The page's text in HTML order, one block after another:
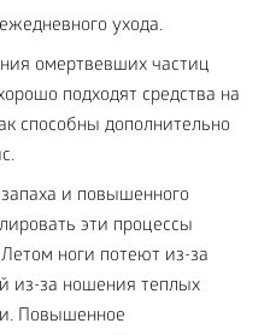
ухода.
омертвевших частиц
подходят средства на
способны дополнительно
и повышенного
эти процессы
ноги потеют из-за
из-за ношения теплых
Повышенное